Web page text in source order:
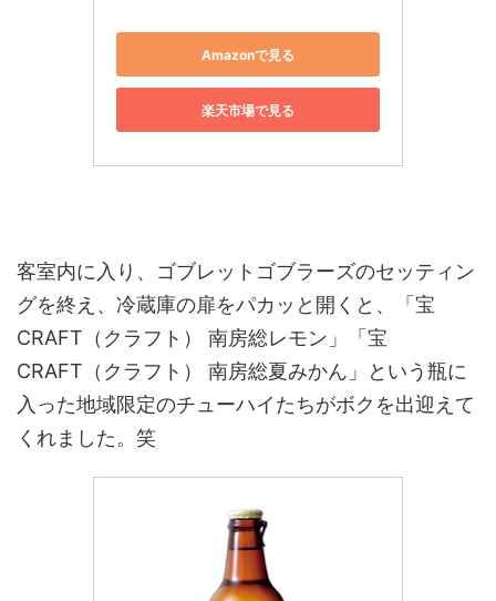
Amazonで見る
楽天市場で見る
客室内に入り、ゴブレットゴブラーズのセッティン
グを終え、冷蔵庫の扉をパカッと開くと、「宝
CRAFT（クラフト） 南房総レモン」「宝
CRAFT（クラフト） 南房総夏みかん」という瓶に
入った地域限定のチューハイたちがボクを出迎えて
くれました。笑